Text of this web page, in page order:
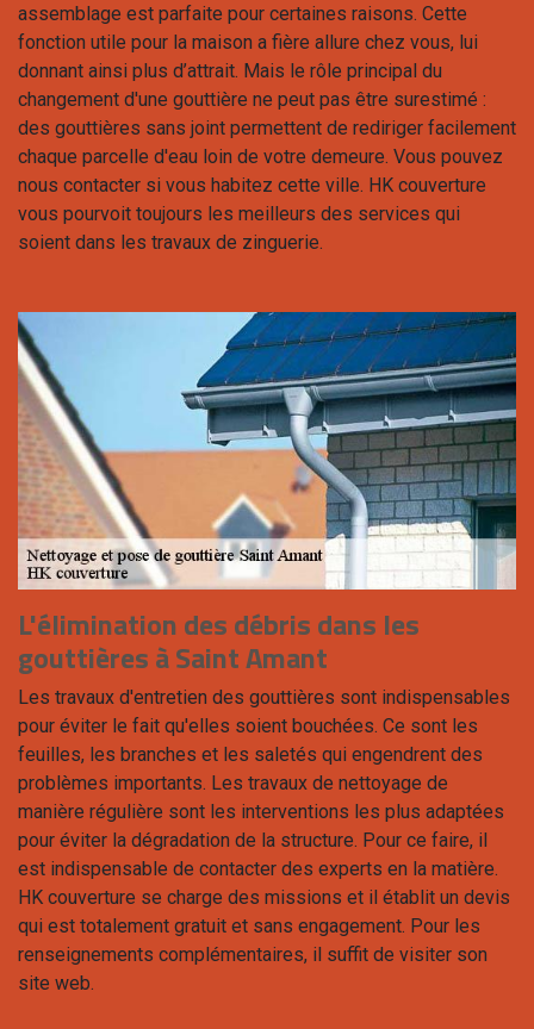
assemblage est parfaite pour certaines raisons. Cette
fonction utile pour la maison a fière allure chez vous, lui
donnant ainsi plus d’attrait. Mais le rôle principal du
changement d'une gouttière ne peut pas être surestimé :
des gouttières sans joint permettent de rediriger facilement
chaque parcelle d'eau loin de votre demeure. Vous pouvez
nous contacter si vous habitez cette ville. HK couverture
vous pourvoit toujours les meilleurs des services qui
soient dans les travaux de zinguerie.
L'élimination des débris dans les
gouttières à Saint Amant
Les travaux d'entretien des gouttières sont indispensables
pour éviter le fait qu'elles soient bouchées. Ce sont les
feuilles, les branches et les saletés qui engendrent des
problèmes importants. Les travaux de nettoyage de
manière régulière sont les interventions les plus adaptées
pour éviter la dégradation de la structure. Pour ce faire, il
est indispensable de contacter des experts en la matière.
HK couverture se charge des missions et il établit un devis
qui est totalement gratuit et sans engagement. Pour les
renseignements complémentaires, il suffit de visiter son
site web.